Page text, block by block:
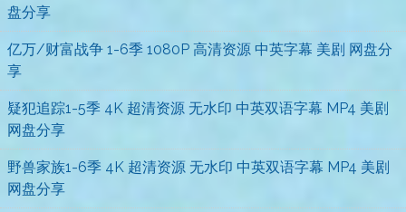
盘分享
亿万/财富战争 1-6季 1080P 高清资源 中英字幕 美剧 网盘分
享
疑犯追踪1-5季 4K 超清资源 无水印 中英双语字幕 MP4 美剧
网盘分享
野兽家族1-6季 4K 超清资源 无水印 中英双语字幕 MP4 美剧
网盘分享